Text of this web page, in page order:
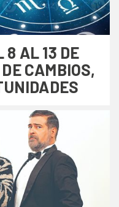
8 AL 13 DE
CAMBIOS,